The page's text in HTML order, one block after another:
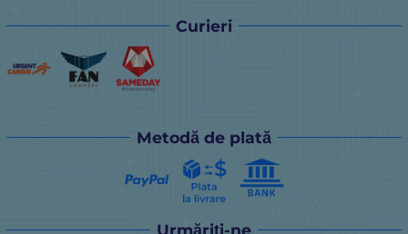
Curieri
Metodă de plată
Urmăriți-ne